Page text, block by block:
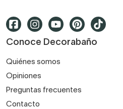
Conoce Decorabaño
Quiénes somos
Opiniones
Preguntas frecuentes
Contacto